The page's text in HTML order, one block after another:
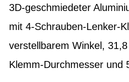
3D-geschmiedeter
mit 4-Schrauben-Lenker-
verstellbarem Winkel,
Klemm-Durchmesser und